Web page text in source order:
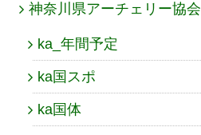
神奈川県アーチェリー協会
ka_年間予定
ka国スポ
ka国体